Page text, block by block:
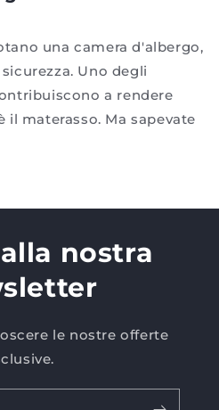
una camera d'albergo,
Uno degli
a rendere
il materasso. Ma sapevate
nostra
le nostre offerte